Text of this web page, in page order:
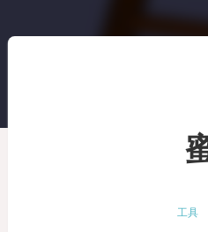
工具